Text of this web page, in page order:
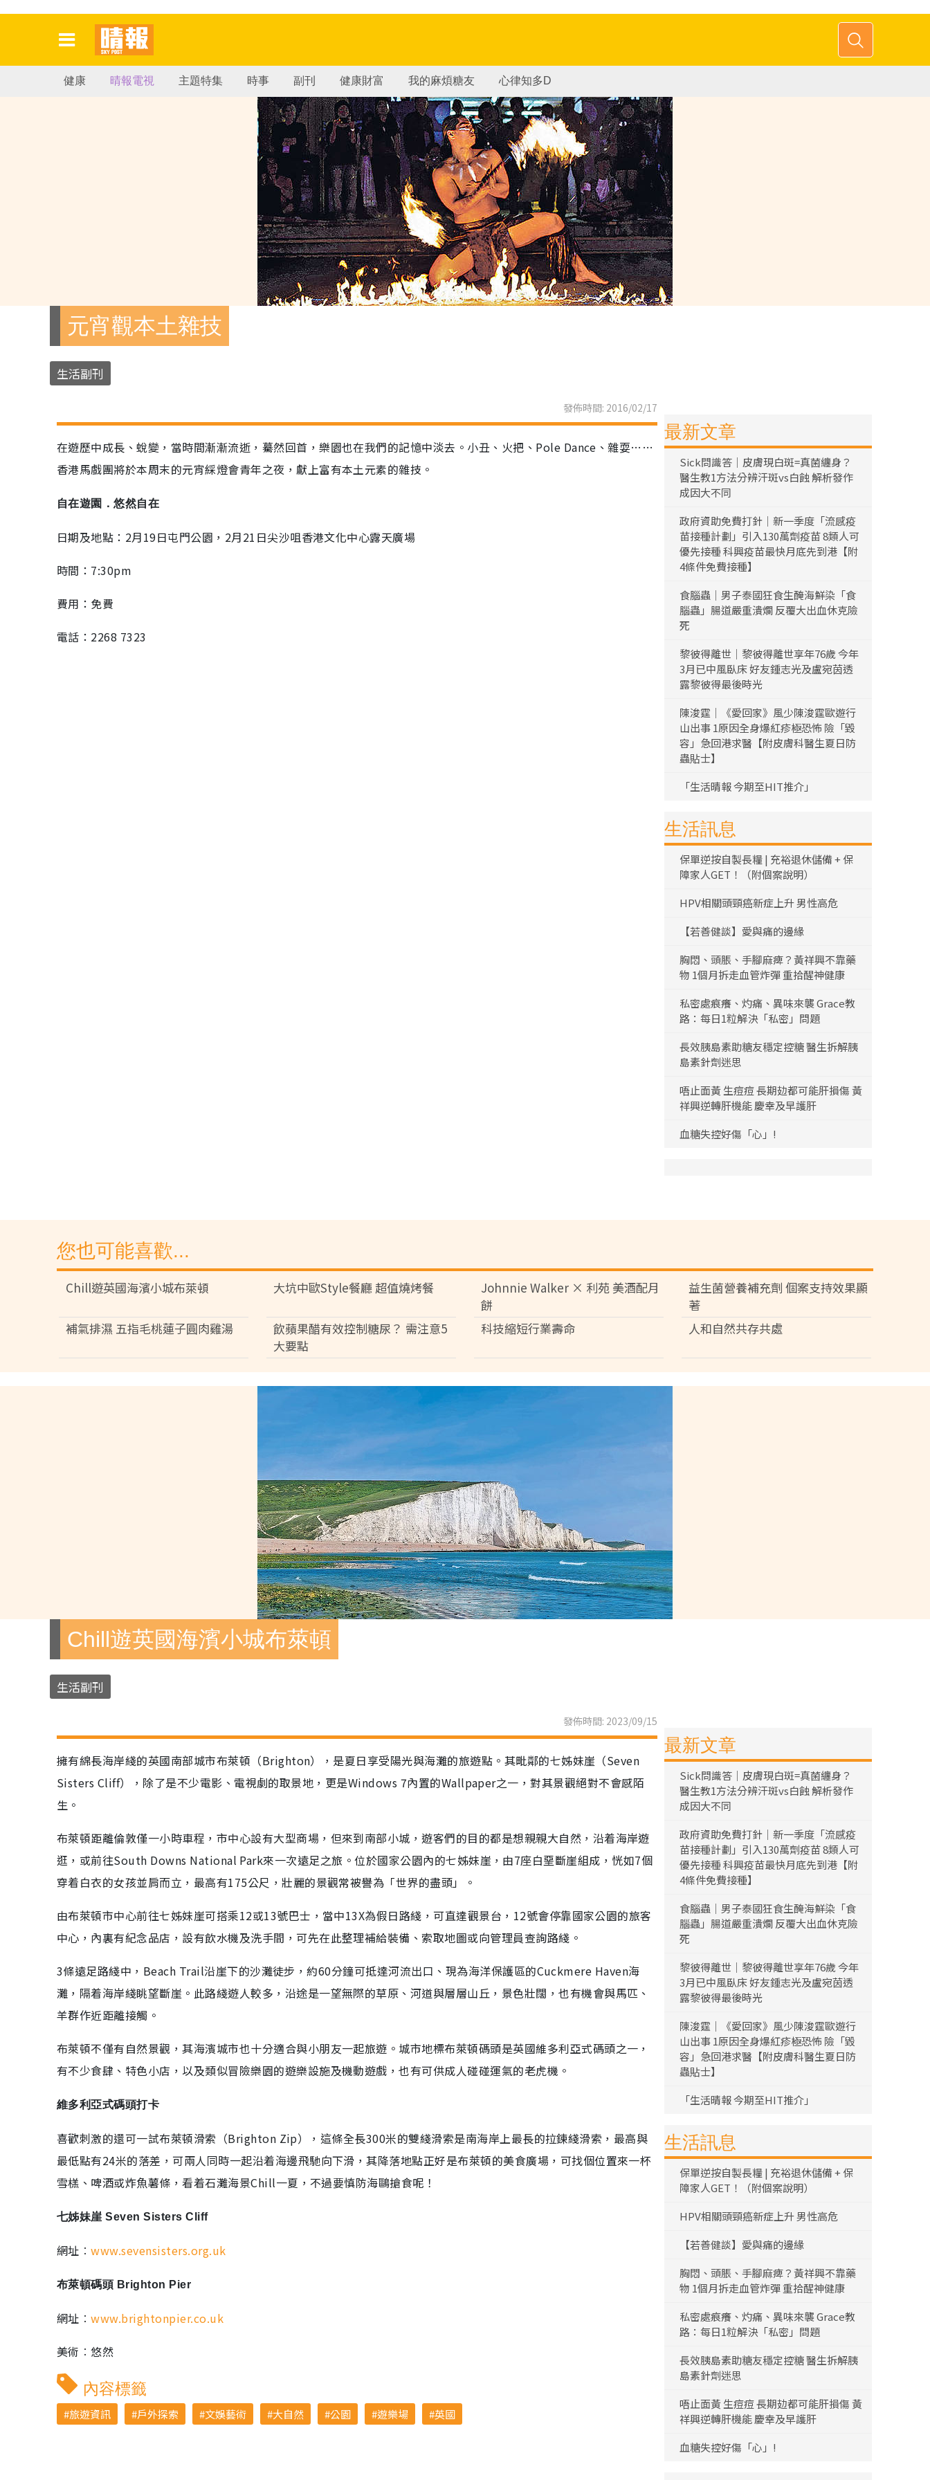
健康 晴報電視 主題特集 時事 副刊 健康財富 我的麻煩糖友 心律知多D
元宵觀本土雜技
生活副刊
發佈時間: 2016/02/17
在遊歷中成長、蛻變，當時間漸漸流逝，驀然回首，樂園也在我們的記憶中淡去。小丑、火把、Pole Dance、雜耍……
香港馬戲團將於本周末的元宵綵燈會青年之夜，獻上富有本土元素的雜技。
自在遊園．悠然自在
日期及地點：2月19日屯門公園，2月21日尖沙咀香港文化中心露天廣場
時間：7:30pm
費用：免費
電話：2268 7323
最新文章
Sick問識答｜皮膚現白斑=真菌纏身？
醫生教1方法分辨汗斑vs白蝕 解析發作
成因大不同
政府資助免費打針｜新一季度「流感疫
苗接種計劃」引入130萬劑疫苗 8類人可
優先接種 科興疫苗最快月底先到港【附
4條件免費接種】
食腦蟲｜男子泰國狂食生醃海鮮染「食
腦蟲」腸道嚴重潰爛 反覆大出血休克險
死
黎彼得離世｜黎彼得離世享年76歲 今年
3月已中風臥床 好友鍾志光及盧宛茵透
露黎彼得最後時光
陳浚霆｜《愛回家》風少陳浚霆歐遊行
山出事 1原因全身爆紅疹極恐怖 險「毀
容」急回港求醫【附皮膚科醫生夏日防
蟲貼士】
「生活晴報 今期至HIT推介」
生活訊息
保單逆按自製長糧 | 充裕退休儲備 + 保
障家人GET！（附個案說明）
HPV相關頭頸癌新症上升 男性高危
【若善健談】愛與痛的邊緣
胸悶、頭脹、手腳麻痺？黃祥興不靠藥
物 1個月拆走血管炸彈 重拾醒神健康
私密處痕癢、灼痛、異味來襲 Grace教
路：每日1粒解決「私密」問題
長效胰島素助糖友穩定控糖 醫生拆解胰
島素針劑迷思
唔止面黃 生痘痘 長期攰都可能肝損傷 黃
祥興逆轉肝機能 慶幸及早護肝
血糖失控好傷「心」!
您也可能喜歡...
Chill遊英國海濱小城布萊頓 大坑中歐Style餐廳 超值燒烤餐
Johnnie Walker × 利苑 美酒配月
餅
益生菌營養補充劑 個案支持效果顯
著
補氣排濕 五指毛桃蓮子圓肉雞湯
飲蘋果醋有效控制糖尿？ 需注意5
大要點
科技縮短行業壽命 人和自然共存共處
Chill遊英國海濱小城布萊頓
生活副刊
發佈時間: 2023/09/15
擁有綿長海岸綫的英國南部城市布萊頓（Brighton），是夏日享受陽光與海灘的旅遊點。其毗鄰的七姊妹崖（Seven
Sisters Cliff），除了是不少電影、電視劇的取景地，更是Windows 7內置的Wallpaper之一，對其景觀絕對不會感陌
生。
布萊頓距離倫敦僅一小時車程，市中心設有大型商場，但來到南部小城，遊客們的目的都是想親親大自然，沿着海岸遊
逛，或前往South Downs National Park來一次遠足之旅。位於國家公園內的七姊妹崖，由7座白堊斷崖組成，恍如7個
穿着白衣的女孩並肩而立，最高有175公尺，壯麗的景觀常被譽為「世界的盡頭」。
由布萊頓市中心前往七姊妹崖可搭乘12或13號巴士，當中13X為假日路綫，可直達觀景台，12號會停靠國家公園的旅客
中心，內裏有紀念品店，設有飲水機及洗手間，可先在此整理補給裝備、索取地圖或向管理員查詢路綫。
3條遠足路綫中，Beach Trail沿崖下的沙灘徒步，約60分鐘可抵達河流出口、現為海洋保護區的Cuckmere Haven海
灘，隔着海岸綫眺望斷崖。此路綫遊人較多，沿途是一望無際的草原、河道與層層山丘，景色壯闊，也有機會與馬匹、
羊群作近距離接觸。
布萊頓不僅有自然景觀，其海濱城市也十分適合與小朋友一起旅遊。城市地標布萊頓碼頭是英國維多利亞式碼頭之一，
有不少食肆、特色小店，以及類似冒險樂園的遊樂設施及機動遊戲，也有可供成人碰碰運氣的老虎機。
維多利亞式碼頭打卡
喜歡刺激的還可一試布萊頓滑索（Brighton Zip），這條全長300米的雙綫滑索是南海岸上最長的拉鍊綫滑索，最高與
最低點有24米的落差，可兩人同時一起沿着海邊飛馳向下滑，其降落地點正好是布萊頓的美食廣場，可找個位置來一杯
雪榚、啤酒或炸魚薯條，看着石灘海景Chill一夏，不過要慎防海鷗搶食呢！
七姊妹崖 Seven Sisters Cliff
網址︰www.sevensisters.org.uk
布萊頓碼頭 Brighton Pier
網址︰www.brightonpier.co.uk
美術︰悠然
內容標籤
旅遊資訊 戶外探索 文娛藝術 大自然 公園 遊樂場 英國
最新文章
Sick問識答｜皮膚現白斑=真菌纏身？
醫生教1方法分辨汗斑vs白蝕 解析發作
成因大不同
政府資助免費打針｜新一季度「流感疫
苗接種計劃」引入130萬劑疫苗 8類人可
優先接種 科興疫苗最快月底先到港【附
4條件免費接種】
食腦蟲｜男子泰國狂食生醃海鮮染「食
腦蟲」腸道嚴重潰爛 反覆大出血休克險
死
黎彼得離世｜黎彼得離世享年76歲 今年
3月已中風臥床 好友鍾志光及盧宛茵透
露黎彼得最後時光
陳浚霆｜《愛回家》風少陳浚霆歐遊行
山出事 1原因全身爆紅疹極恐怖 險「毀
容」急回港求醫【附皮膚科醫生夏日防
蟲貼士】
「生活晴報 今期至HIT推介」
生活訊息
保單逆按自製長糧 | 充裕退休儲備 + 保
障家人GET！（附個案說明）
HPV相關頭頸癌新症上升 男性高危
【若善健談】愛與痛的邊緣
胸悶、頭脹、手腳麻痺？黃祥興不靠藥
物 1個月拆走血管炸彈 重拾醒神健康
私密處痕癢、灼痛、異味來襲 Grace教
路：每日1粒解決「私密」問題
長效胰島素助糖友穩定控糖 醫生拆解胰
島素針劑迷思
唔止面黃 生痘痘 長期攰都可能肝損傷 黃
祥興逆轉肝機能 慶幸及早護肝
血糖失控好傷「心」!